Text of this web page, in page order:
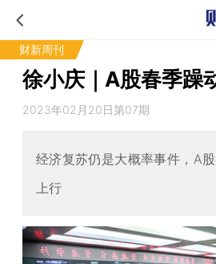
财新周刊
徐小庆｜A股春季躁
2023年02月20日第07期
经济复苏仍是大概率事件，A
上行